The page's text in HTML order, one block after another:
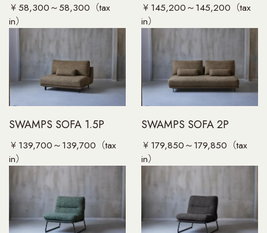
￥58,300～58,300（tax
in）
￥145,200～145,200（tax
in）
SWAMPS SOFA 1.5P
￥139,700～139,700（tax
in）
SWAMPS SOFA 2P
￥179,850～179,850（tax
in）